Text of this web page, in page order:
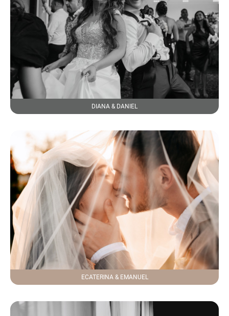
DIANA & DANIEL
ECATERINA & EMANUEL